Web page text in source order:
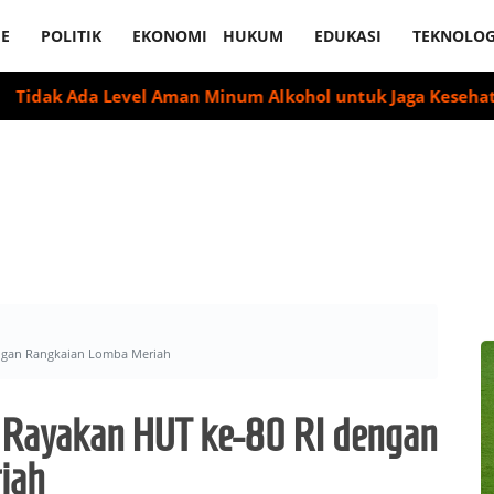
POLITIK EKONOMI HUKUM EDUKASI
Level Aman Minum Alkohol untuk Jaga Kesehatan Otak
Rangkaian Lomba Meriah
HUT ke-80 RI dengan